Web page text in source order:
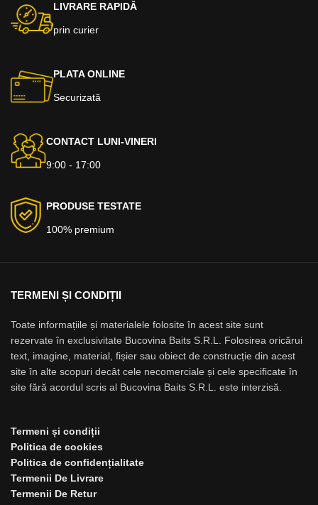
LIVRARE RAPIDĂ
prin curier
PLATA ONLINE
Securizată
CONTACT LUNI-VINERI
9:00 - 17:00
PRODUSE TESTATE
100% premium
TERMENI ȘI CONDIȚII
Toate informațiile și materialele folosite în acest site sunt
rezervate în exclusivitate Bucovina Baits S.R.L. Folosirea oricărui
text, imagine, material, fișier sau obiect de construcție din acest
site în alte scopuri decât cele necomerciale și cele specificate în
site fără acordul scris al Bucovina Baits S.R.L. este interzisă.
Termeni și condiții
Politica de cookies
Politica de confidențialitate
Termenii De Livrare
Termenii De Retur